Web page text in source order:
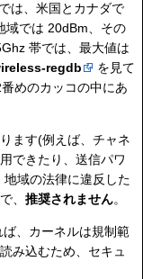
は、米国とカナダで
域では 20dBm、その
帯では、最大値は
regdb
を見て
めのカッコの中にあ
ます(例えば、チャネ
できたり、送信パワ
域の法律に違反した
、 推奨されません。
、カーネルは規制範
み込むため、セキュ